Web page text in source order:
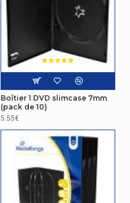
Boîtier 1 DVD slimcase 7mm
(pack de 10)
5.55€